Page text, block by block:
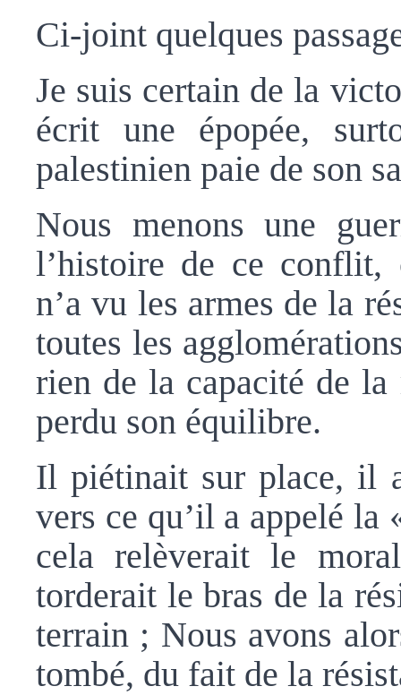
Ci-joint quelques
Je suis certain de la
écrit une épopée,
palestinien paie de son
Nous menons une
l’histoire de ce conflit,
n’a vu les armes de la
toutes les
rien de la capacité de
perdu son équilibre.
Il piétinait sur place, il
vers ce qu’il a appelé la
cela relèverait le
torderait le bras de la
terrain ; Nous avons
tombé, du fait de la